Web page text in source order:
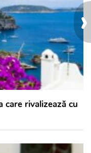
›
care rivalizează cu